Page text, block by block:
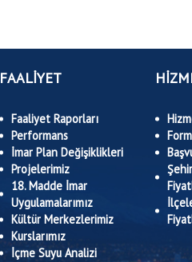
FAALİYET
Faaliyet Raporları
Performans
İmar Plan Değişiklikleri
Projelerimiz
18. Madde İmar
Uygulamalarımız
Kültür Merkezlerimiz
Kurslarımız
İçme Suyu Analizi